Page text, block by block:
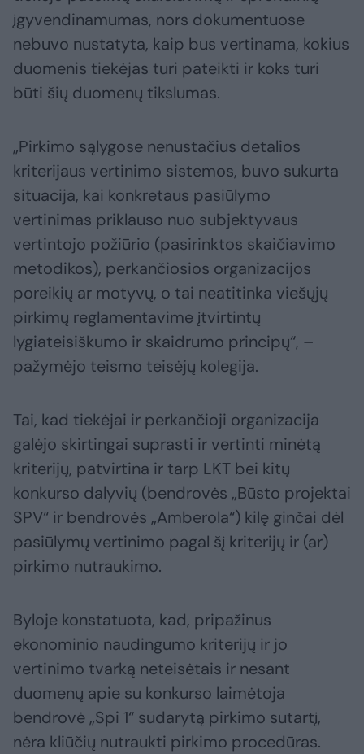
įgyvendinamumas, nors dokumentuose
nebuvo nustatyta, kaip bus vertinama, kokius
duomenis tiekėjas turi pateikti ir koks turi
būti šių duomenų tikslumas.
„Pirkimo sąlygose nenustačius detalios
kriterijaus vertinimo sistemos, buvo sukurta
situacija, kai konkretaus pasiūlymo
vertinimas priklauso nuo subjektyvaus
vertintojo požiūrio (pasirinktos skaičiavimo
metodikos), perkančiosios organizacijos
poreikių ar motyvų, o tai neatitinka viešųjų
pirkimų reglamentavime įtvirtintų
lygiateisiškumo ir skaidrumo principų“, –
pažymėjo teismo teisėjų kolegija.
Tai, kad tiekėjai ir perkančioji organizacija
galėjo skirtingai suprasti ir vertinti minėtą
kriterijų, patvirtina ir tarp LKT bei kitų
konkurso dalyvių (bendrovės „Būsto projektai
SPV“ ir bendrovės „Amberola“) kilę ginčai dėl
pasiūlymų vertinimo pagal šį kriterijų ir (ar)
pirkimo nutraukimo.
Byloje konstatuota, kad, pripažinus
ekonominio naudingumo kriterijų ir jo
vertinimo tvarką neteisėtais ir nesant
duomenų apie su konkurso laimėtoja
bendrovė „Spi 1“ sudarytą pirkimo sutartį,
nėra kliūčių nutraukti pirkimo procedūras.